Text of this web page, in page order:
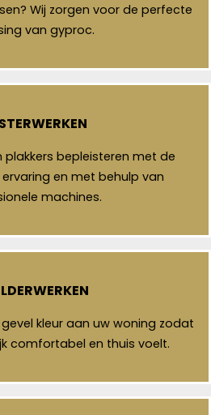
Wij zorgen voor de perfecte
van gyproc.
plakkers bepleisteren met de
en met behulp van
machines.
kleur aan uw woning zodat
comfortabel en thuis voelt.